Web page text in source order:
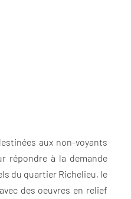
aux non-voyants
répondre à la demande
du quartier Richelieu, le
des oeuvres en relief